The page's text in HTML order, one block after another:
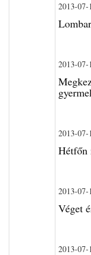
2013-07-
2013-07-
2013-07-
Hétfőn
2013-07-
Véget
2013-07-